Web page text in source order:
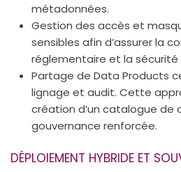
métadonnées.
Gestion des accès et
sensibles afin d’assurer la
réglementaire et la sécurité
Partage de Data Products
lignage et audit. Cette
création d’un catalogue de
gouvernance renforcée.
DÉPLOIEMENT HYBRIDE ET